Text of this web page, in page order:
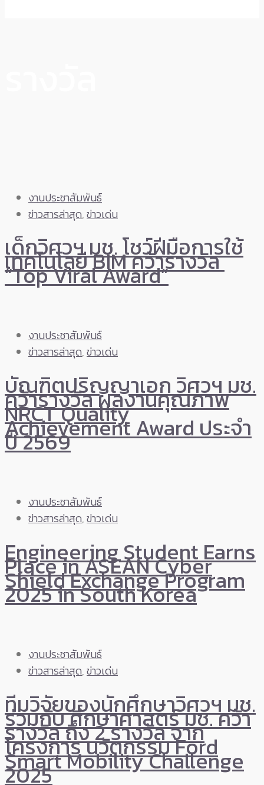
งานประชาสัมพันธ์
ข่าวสารล่าสุด,ข่าวเด่น
เด็กวิศวฯ มช. โชว์ฝีมือการใช้
เทคโนโลยี BIM คว้ารางวัล
“Top Viral Award”
งานประชาสัมพันธ์
ข่าวสารล่าสุด,ข่าวเด่น
บัณฑิตปริญญาเอก วิศวฯ มช.
คว้ารางวัล ผลงานคุณภาพ
NRCT Quality
Achievement Award ประจำ
ปี 2569
งานประชาสัมพันธ์
ข่าวสารล่าสุด,ข่าวเด่น
Engineering Student Earns
Place in ASEAN Cyber
Shield Exchange Program
2025 in South Korea
งานประชาสัมพันธ์
ข่าวสารล่าสุด,ข่าวเด่น
ทีมวิจัยของนักศึกษาวิศวฯ มช.
ร่วมกับ ศึกษาศาสตร์ มช. คว้า
รางวัล ถึง 2 รางวัล จาก
โครงการ นวัตกรรม Ford
Smart Mobility Challenge
2025